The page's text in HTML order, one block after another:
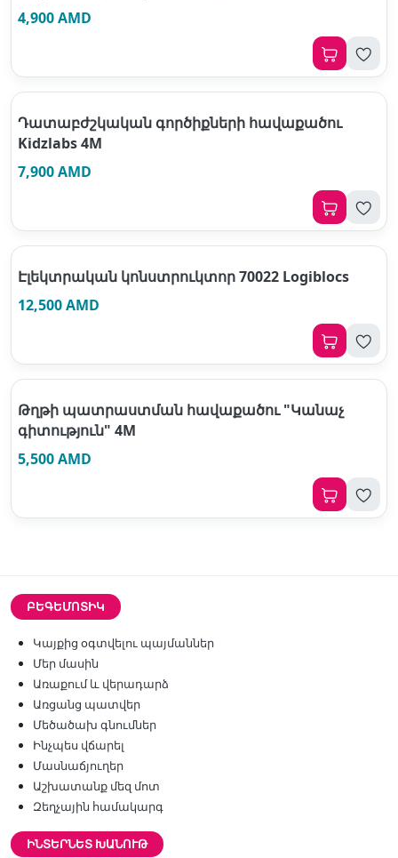
4,900 AMD
Դատաբժշկական գործիքների հավաքածու
Kidzlabs 4M
7,900 AMD
Էլեկտրական կոնստրուկտոր 70022 Logiblocs
12,500 AMD
Թղթի պատրաստման հավաքածու "Կանաչ
գիտություն" 4M
5,500 AMD
ԲԵԳԵՄՈՏԻԿ
Կայքից օգտվելու պայմաններ
Մեր մասին
Առաքում և վերադարձ
Առցանց պատվեր
Մեծածախ գնումներ
Ինչպես վճարել
Մասնաճյուղեր
Աշխատանք մեզ մոտ
Զեղչային համակարգ
ԻՆՏԵՐՆԵՏ ԽԱՆՈՒԹ